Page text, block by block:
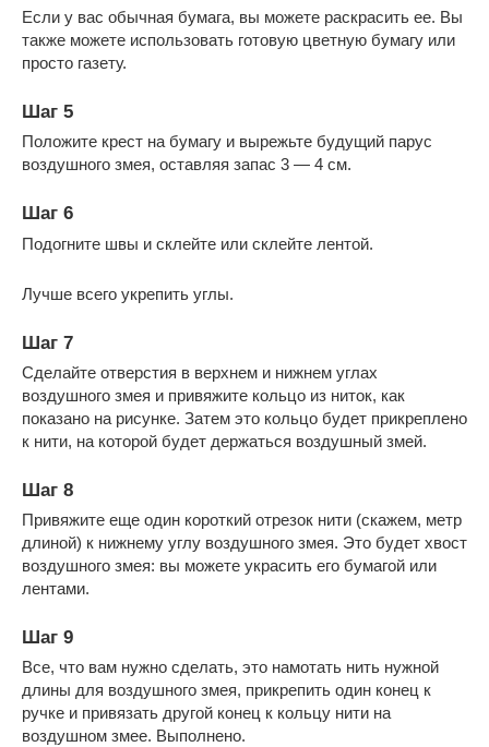
Если у вас обычная бумага, вы можете раскрасить ее. Вы
также можете использовать готовую цветную бумагу или
просто газету.
Шаг 5
Положите крест на бумагу и вырежьте будущий парус
воздушного змея, оставляя запас 3 — 4 см.
Шаг 6
Подогните швы и склейте или склейте лентой.
Лучше всего укрепить углы.
Шаг 7
Сделайте отверстия в верхнем и нижнем углах
воздушного змея и привяжите кольцо из ниток, как
показано на рисунке. Затем это кольцо будет прикреплено
к нити, на которой будет держаться воздушный змей.
Шаг 8
Привяжите еще один короткий отрезок нити (скажем, метр
длиной) к нижнему углу воздушного змея. Это будет хвост
воздушного змея: вы можете украсить его бумагой или
лентами.
Шаг 9
Все, что вам нужно сделать, это намотать нить нужной
длины для воздушного змея, прикрепить один конец к
ручке и привязать другой конец к кольцу нити на
воздушном змее. Выполнено.